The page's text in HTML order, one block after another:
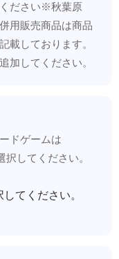
ださい※秋葉原
用販売商品は商品
載しております。
加してください。
ドゲームは
択してください。
てください。